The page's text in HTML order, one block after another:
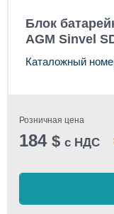
Блок
AGM Sinvel
Каталожный
Розничная цена
184 $ с НДС